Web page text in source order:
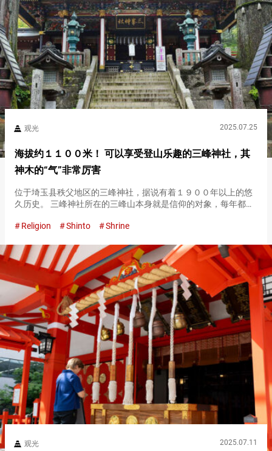
观光 2025.07.25
海拔约１１００米！ 可以享受登山乐趣的三峰神社，其
神木的“气”非常厉害
位于埼玉县秩父地区的三峰神社，据说有着１９００年以上的悠
久历史。 三峰神社所在的三峰山本身就是信仰的对象，每年都有
里需要做好相应的准备，但在这里可以获得只有在此才能体验到
Religion Shinto Shrine
观光 2025.07.11